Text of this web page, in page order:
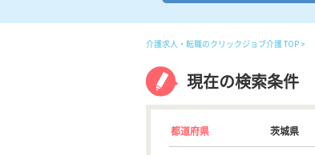
介護求人・転職のクリックジョブ介護 TOP
現在の検索条件
都道府県 茨城県